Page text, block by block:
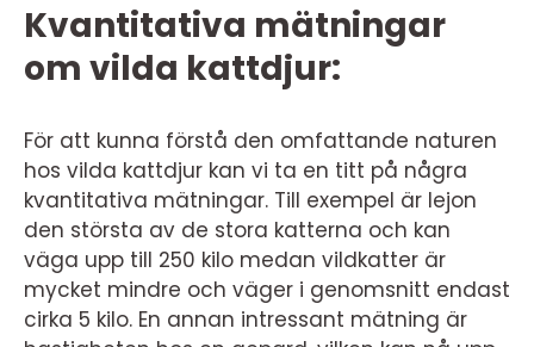
Kvantitativa mätningar
om vilda kattdjur:
För att kunna förstå den omfattande naturen
hos vilda kattdjur kan vi ta en titt på några
kvantitativa mätningar. Till exempel är lejon
den största av de stora katterna och kan
väga upp till 250 kilo medan vildkatter är
mycket mindre och väger i genomsnitt endast
cirka 5 kilo. En annan intressant mätning är